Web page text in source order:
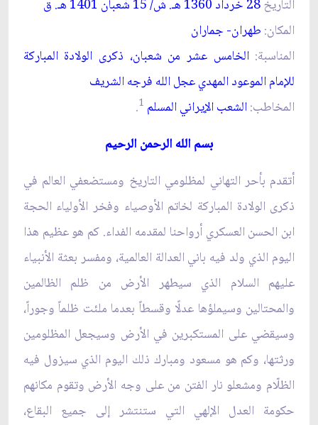
التاريخ28 خرداد 1360 هـ. ش/ 15 شعبان 1401 هـ. ق‏
المكان: طهران- جماران‏
المناسبة: الخامس عشر من شعبان، ذكرى الولادة المباركة
للإمام الموعود المهدي عجل الله فرجه الشريف
المخاطب:الشعب الإيراني المسلم 1
.
بسم الله الرحمن الرحيم‏
أتقدم بأحر التهاني لمظلومي التاريخ ومستضعفي العالم في
ذكرى الولادة المباركة لخاتم الأوصياء وفخر الأولياء الحجة
ابن الحسن العسكري أرواحنا لمقدمه الفداء. كم هو عظيم هذا
اليوم الذي ولد فيه باني العدالة العالمية، ومفسر بعثة الأنبياء
عليهم السلام الذي سيطهر الأرض من ظلم الظالمين
والمحتالين وسيملؤها عدلًا وقسطاً بعدما ملئت ظلماً وجوراً،
وسيقضي على المستكبرين في الأرض وسيجعل المظلومين
ورثتها، وكم هو مسعود ومبارك ذلك اليوم الذي سيزول فيه
الظلّام ومشعلو نار الفتن من على وجه الأرض وتقوم مكانهم
حكومة العدل الإلهي التي ستنتشر إلى جميع البقاع،